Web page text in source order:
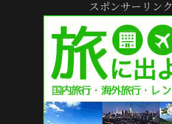
スポンサーリンク